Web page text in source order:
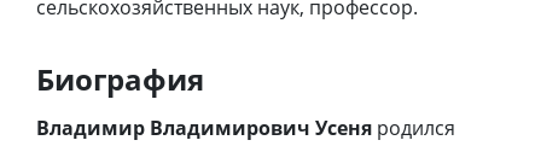
сельскохозяйственных наук, профессор.
Биография
Владимир Владимирович Усеня родился